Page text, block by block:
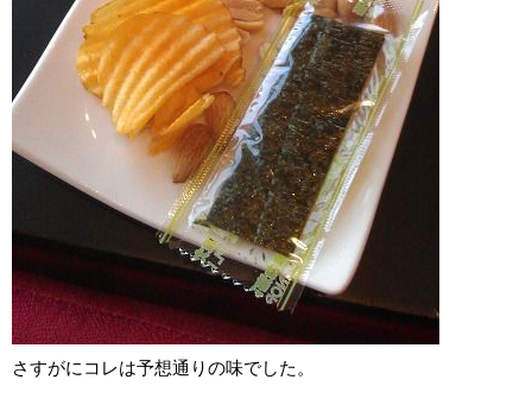
さすがにコレは予想通りの味でした。